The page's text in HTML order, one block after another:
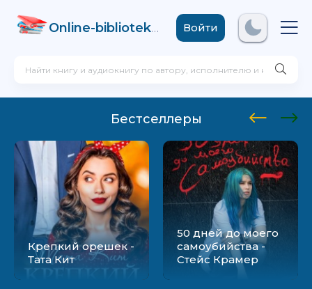
Online-biblioteka .comВойти
Бестселлеры
Крепкий орешек -
Тата Кит
50 дней до моего
самоубийства -
Стейс Крамер